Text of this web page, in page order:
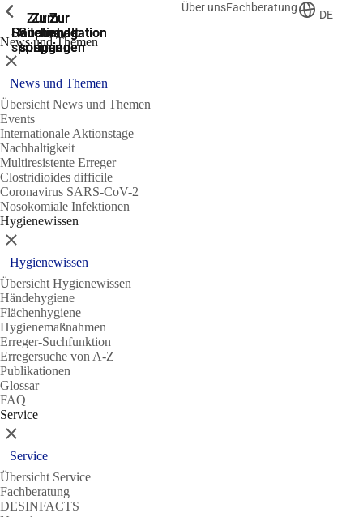
Zur
Suche
springen
Zur
Hauptnavigation
springen
Zur
Hauptnavigation
springen
Zum
Hauptinhalt
springen
Zum
Seitenende
springen
Über unsFachberatung
DE
News und Themen
Zeige vorherige
Schließen
News und Themen
Übersicht News und Themen
Events
Internationale Aktionstage
Nachhaltigkeit
Multiresistente Erreger
Clostridioides difficile
Coronavirus SARS-CoV-2
Nosokomiale Infektionen
Hygienewissen
Zeige vorherige
Schließen
Hygienewissen
Übersicht Hygienewissen
Händehygiene
Flächenhygiene
Hygienemaßnahmen
Erreger-Suchfunktion
Erregersuche von A-Z
Publikationen
Glossar
FAQ
Service
Zeige vorherige
Schließen
Service
Übersicht Service
Fachberatung
DESINFACTS